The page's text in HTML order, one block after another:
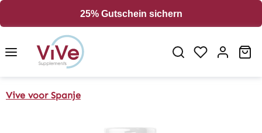
25% Gutschein sichern
Vive voor Spanje